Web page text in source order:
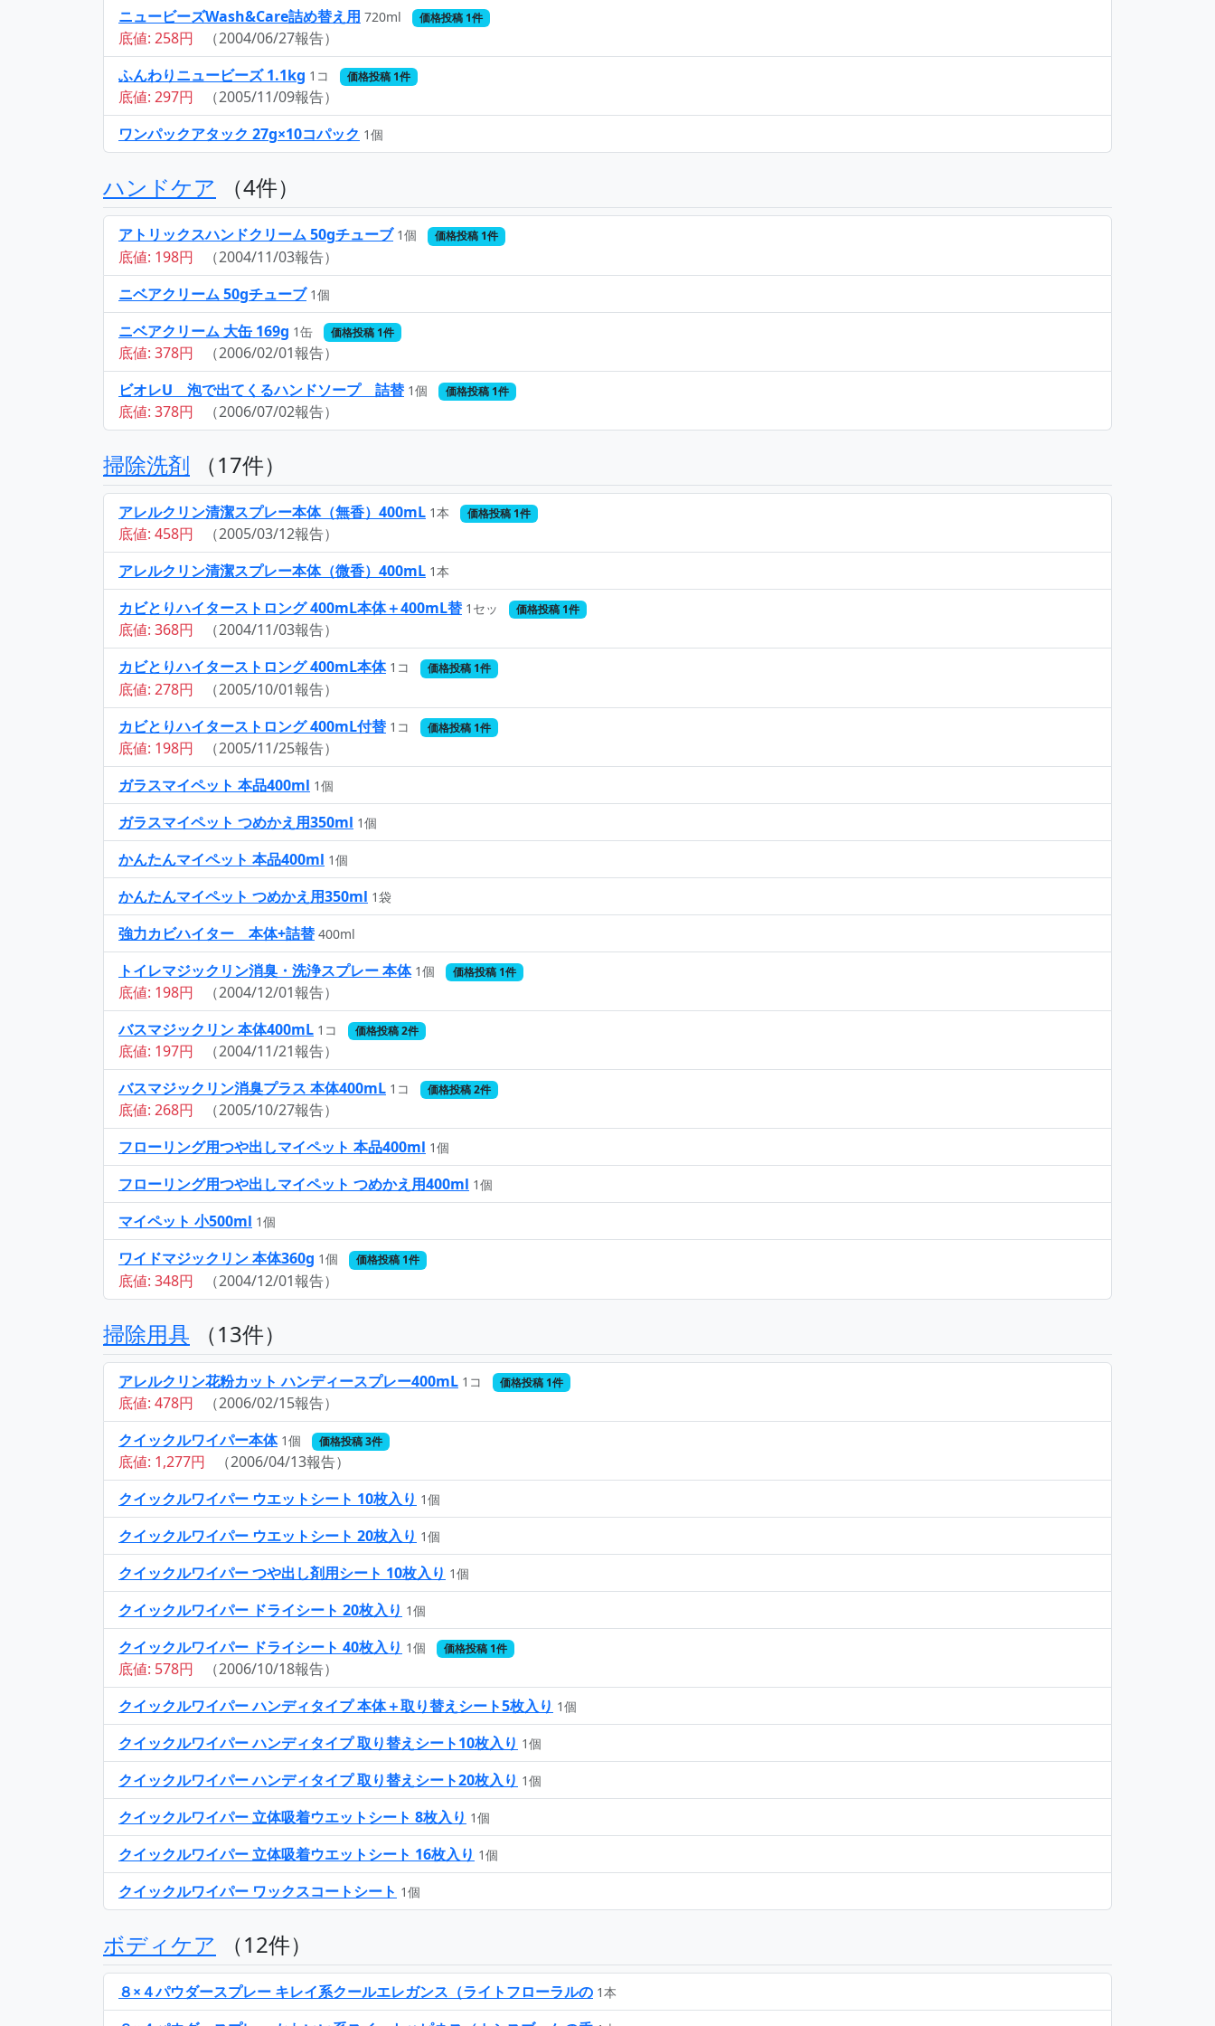
ニュービーズWash&Care詰め替え用 720ml 価格投稿 1件
底値: 258円
（2004/06/27報告）
ふんわりニュービーズ 1.1kg 1コ 価格投稿 1件
底値: 297円
（2005/11/09報告）
ワンパックアタック 27g×10コパック 1個
ハンドケア （4件）
アトリックスハンドクリーム 50gチューブ 1個 価格投稿 1件
底値: 198円
（2004/11/03報告）
ニベアクリーム 50gチューブ 1個
ニベアクリーム 大缶 169g 1缶 価格投稿 1件
底値: 378円
（2006/02/01報告）
ビオレU 泡で出てくるハンドソープ 詰替 1個 価格投稿 1件
底値: 378円 （2006/07/02報告）
掃除洗剤 （17件）
アレルクリン清潔スプレー本体（無香）400mL 1本 価格投稿 1件
底値: 458円
（2005/03/12報告）
アレルクリン清潔スプレー本体（微香）400mL 1本
カビとりハイターストロング 400mL本体＋400mL替 1セッ 価格投稿 1件
底値: 368円
（2004/11/03報告）
カビとりハイターストロング 400mL本体 1コ 価格投稿 1件
底値: 278円
（2005/10/01報告）
カビとりハイターストロング 400mL付替 1コ 価格投稿 1件
底値: 198円
（2005/11/25報告）
ガラスマイペット 本品400ml 1個
ガラスマイペット つめかえ用350ml 1個
かんたんマイペット 本品400ml 1個
かんたんマイペット つめかえ用350ml 1袋
強力カビハイター 本体+詰替 400ml
トイレマジックリン消臭・洗浄スプレー 本体 1個 価格投稿 1件
底値: 198円
（2004/12/01報告）
バスマジックリン 本体400mL 1コ 価格投稿 2件
底値: 197円
（2004/11/21報告）
バスマジックリン消臭プラス 本体400mL 1コ 価格投稿 2件
底値: 268円
（2005/10/27報告）
フローリング用つや出しマイペット 本品400ml 1個
フローリング用つや出しマイペット つめかえ用400ml 1個
マイペット 小500ml 1個
ワイドマジックリン 本体360g 1個 価格投稿 1件
底値: 348円 （2004/12/01報告）
掃除用具 （13件）
アレルクリン花粉カット ハンディースプレー400mL 1コ 価格投稿 1件
底値: 478円
（2006/02/15報告）
クイックルワイパー本体 1個 価格投稿 3件
底値: 1,277円
（2006/04/13報告）
クイックルワイパー ウエットシート 10枚入り 1個
クイックルワイパー ウエットシート 20枚入り 1個
クイックルワイパー つや出し剤用シート 10枚入り 1個
クイックルワイパー ドライシート 20枚入り 1個
クイックルワイパー ドライシート 40枚入り 1個 価格投稿 1件
底値: 578円
（2006/10/18報告）
クイックルワイパー ハンディタイプ 本体＋取り替えシート5枚入り 1個
クイックルワイパー ハンディタイプ 取り替えシート10枚入り 1個
クイックルワイパー ハンディタイプ 取り替えシート20枚入り 1個
クイックルワイパー 立体吸着ウエットシート 8枚入り 1個
クイックルワイパー 立体吸着ウエットシート 16枚入り 1個
クイックルワイパー ワックスコートシート 1個
ボディケア （12件）
８×４パウダースプレー キレイ系クールエレガンス（ライトフローラルの 1本